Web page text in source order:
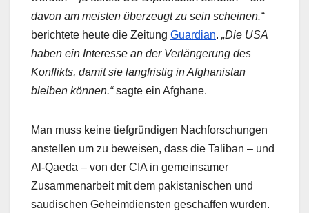
davon am meisten überzeugt zu sein scheinen.“
berichtete heute die Zeitung Guardian. „Die USA
haben ein Interesse an der Verlängerung des
Konflikts, damit sie langfristig in Afghanistan
bleiben können.“sagte ein Afghane.
Man muss keine tiefgründigen Nachforschungen
anstellen um zu beweisen, dass die Taliban – und
Al-Qaeda – von der CIA in gemeinsamer
Zusammenarbeit mit dem pakistanischen und
saudischen Geheimdiensten geschaffen wurden.